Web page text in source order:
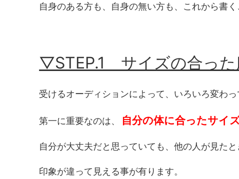
自身のある方も、自身の無い方も、これから書
▽STEP.1 サイズの合っ
受けるオーディションによって、いろいろ変わっ
第一に重要なのは、 自分の体に合ったサイ
自分が大丈夫だと思っていても、他の人が見た
印象が違って見える事が有ります。